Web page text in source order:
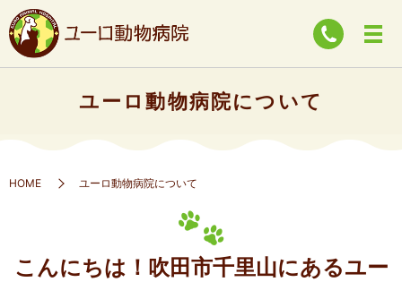
ユーロ動物病院について
HOME ユーロ動物病院について
こんにちは！吹田市千里山にあるユー